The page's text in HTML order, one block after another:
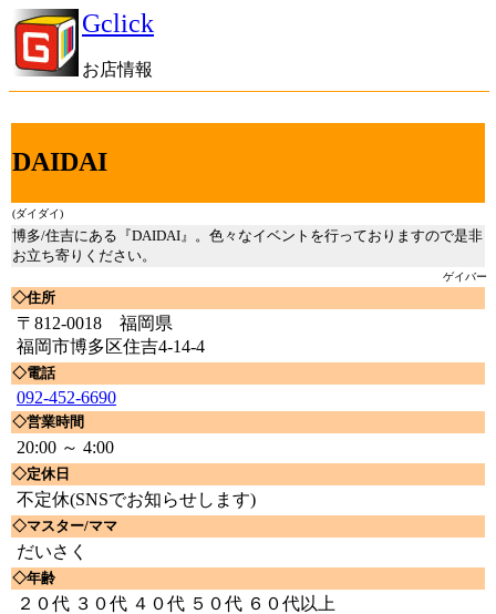
Gclick
お店情報
DAIDAI
(ダイダイ)
博多/住吉にある『DAIDAI』。色々なイベントを行っておりますので是非
お立ち寄りください。
ゲイバー
◇住所
〒812-0018 福岡県
福岡市博多区住吉4-14-4
◇電話
092-452-6690
◇営業時間
20:00 ～ 4:00
◇定休日
不定休(SNSでお知らせします)
◇マスター/ママ
だいさく
◇年齢
２０代 ３０代 ４０代 ５０代 ６０代以上